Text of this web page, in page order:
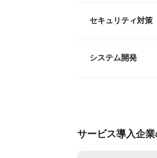
セキュリティ対策
システム開発
サービス導入企